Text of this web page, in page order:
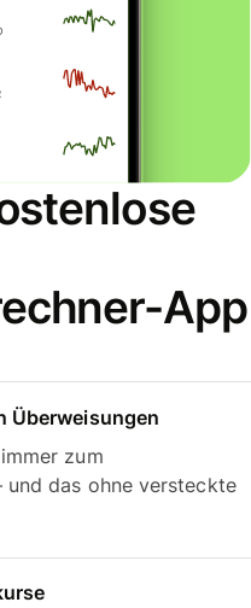
App
Überweisungen
zum
und das ohne versteckte